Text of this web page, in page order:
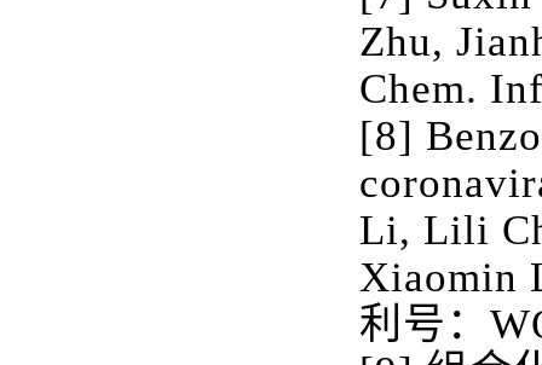
Zhu,
Chem.
[8]
Li, Lili
Xiaomin
利号：